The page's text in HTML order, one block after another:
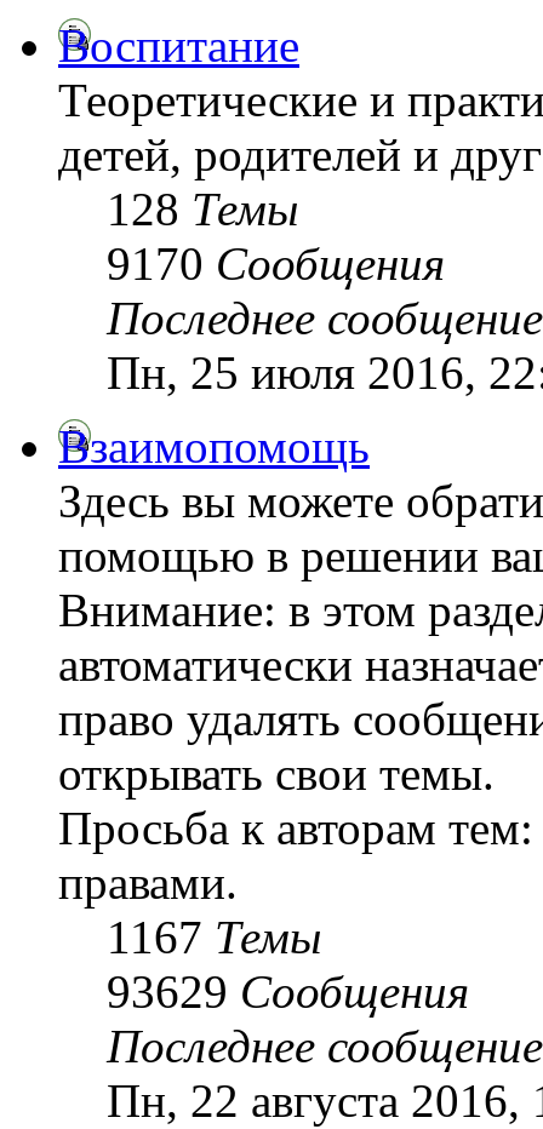
Воспитание
Теоретические и
детей, родителей и
128 Темы
9170 Сообщения
Последнее сообщение
Пн, 25 июля 2016,
Взаимопомощь
Здесь вы можете
помощью в решении
Внимание: в этом
автоматически
право удалять
открывать свои темы.
Просьба к авторам
правами.
1167 Темы
93629 Сообщения
Последнее сообщение
Пн, 22 августа